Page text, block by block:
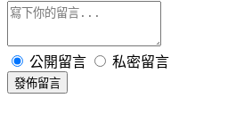
公開留言 私密留言
發佈留言